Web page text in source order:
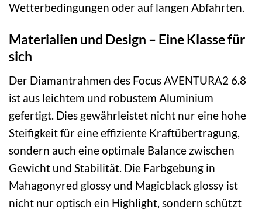
Wetterbedingungen oder auf langen Abfahrten.
Materialien und Design – Eine Klasse für
sich
Der Diamantrahmen des Focus AVENTURA2 6.8
ist aus leichtem und robustem Aluminium
gefertigt. Dies gewährleistet nicht nur eine hohe
Steifigkeit für eine effiziente Kraftübertragung,
sondern auch eine optimale Balance zwischen
Gewicht und Stabilität. Die Farbgebung in
Mahagonyred glossy und Magicblack glossy ist
nicht nur optisch ein Highlight, sondern schützt